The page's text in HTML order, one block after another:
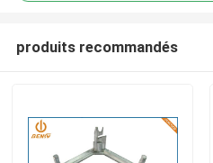
produits recommandés